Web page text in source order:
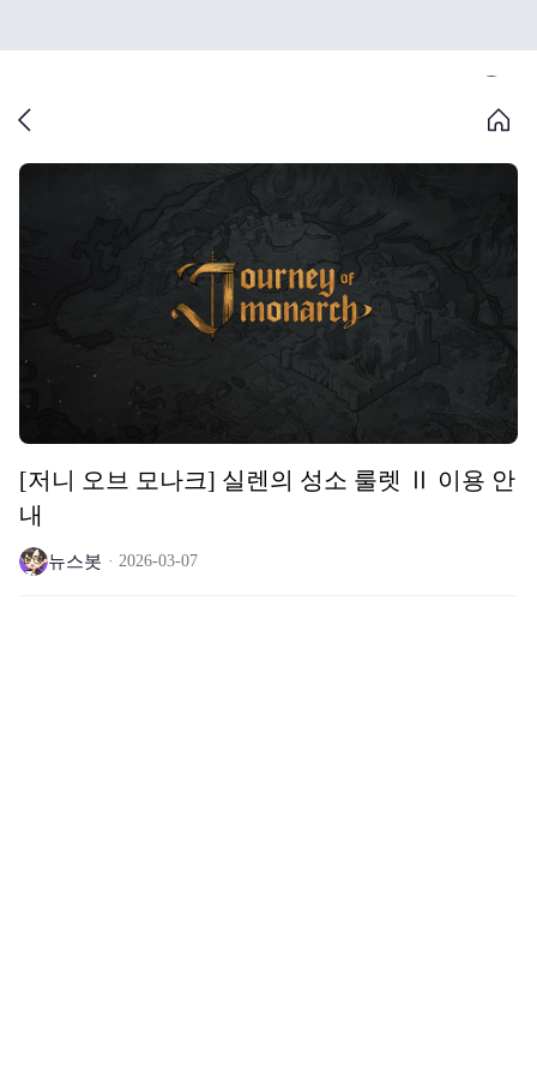
[저니 오브 모나크] 실렌의 성소 룰렛 Ⅱ 이용 안
내
뉴스봇 2026-03-07